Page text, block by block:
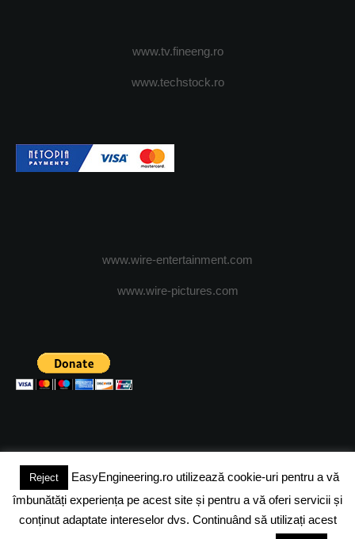
www.tv.fineeng.ro
www.techstock.ro
www.wire-entertainment.com
www.wire-pictures.com
(c) 2024 - FineEngineeringMagazine. All rights reserved.
DESPRE NOI ADVERTISING JOBS DESPRE COOKIES
Reject
EasyEngineering.ro utilizează cookie-uri pentru a vă
îmbunătăți experiența pe acest site și pentru a vă oferi servicii și
conținut adaptate intereselor dvs. Continuând să utilizați acest